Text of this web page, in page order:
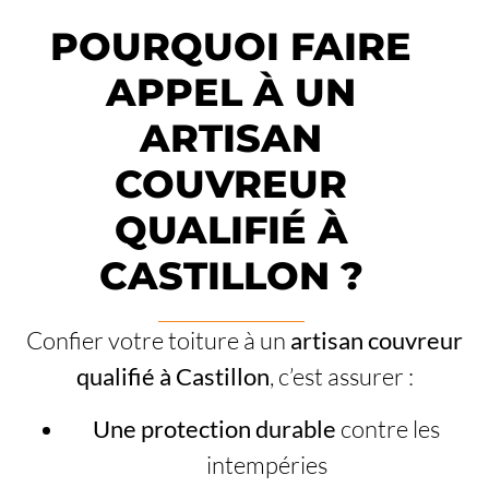
POURQUOI FAIRE
APPEL À UN
ARTISAN
COUVREUR
QUALIFIÉ À
CASTILLON ?
Confier votre toiture à un artisan couvreur
qualifié à Castillon, c’est assurer :
Une protection durable contre les
intempéries